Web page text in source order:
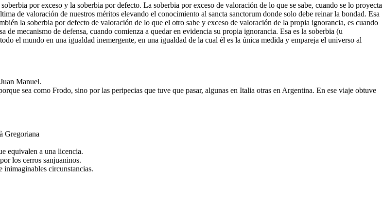
por exceso y la soberbia por defecto. La soberbia por exceso de valoración de lo que se sabe, cuando se lo proyecta
de valoración de nuestros méritos elevando el conocimiento al sancta sanctorum donde solo debe reinar la bondad. Esa
la soberbia por defecto de valoración de lo que el otro sabe y exceso de valoración de la propia ignorancia, es cuando
de mecanismo de defensa, cuando comienza a quedar en evidencia su propia ignorancia. Esa es la soberbia (u
el mundo en una igualdad inemergente, en una igualdad de la cual él es la única medida y empareja el universo al
Manuel.
sea como Frodo, sino por las peripecias que tuve que pasar, algunas en Italia otras en Argentina. En ese viaje obtuve
Gregoriana
equivalen a una licencia.
los cerros sanjuaninos.
inimaginables circunstancias.